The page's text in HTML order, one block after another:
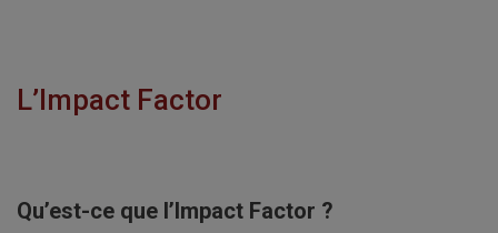
L’Impact Factor
Qu’est-ce que l’Impact Factor ?